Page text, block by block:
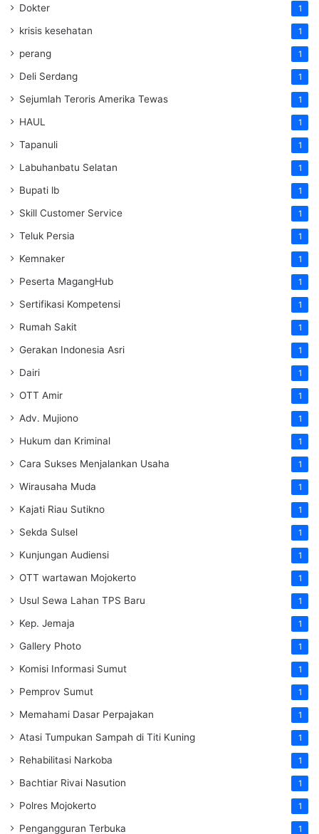
Dokter 1
krisis kesehatan 1
perang 1
Deli Serdang 1
Sejumlah Teroris Amerika Tewas 1
HAUL 1
Tapanuli 1
Labuhanbatu Selatan 1
Bupati lb 1
Skill Customer Service 1
Teluk Persia 1
Kemnaker 1
Peserta MagangHub 1
Sertifikasi Kompetensi 1
Rumah Sakit 1
Gerakan Indonesia Asri 1
Dairi 1
OTT Amir 1
Adv. Mujiono 1
Hukum dan Kriminal 1
Cara Sukses Menjalankan Usaha 1
Wirausaha Muda 1
Kajati Riau Sutikno 1
Sekda Sulsel 1
Kunjungan Audiensi 1
OTT wartawan Mojokerto 1
Usul Sewa Lahan TPS Baru 1
Kep. Jemaja 1
Gallery Photo 1
Komisi Informasi Sumut 1
Pemprov Sumut 1
Memahami Dasar Perpajakan 1
Atasi Tumpukan Sampah di Titi Kuning 1
Rehabilitasi Narkoba 1
Bachtiar Rivai Nasution 1
Polres Mojokerto 1
Pengangguran Terbuka 1